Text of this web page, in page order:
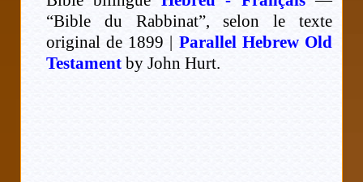
“Bible du Rabbinat”, selon le texte
original de 1899 | Parallel Hebrew Old
Testament by John Hurt.